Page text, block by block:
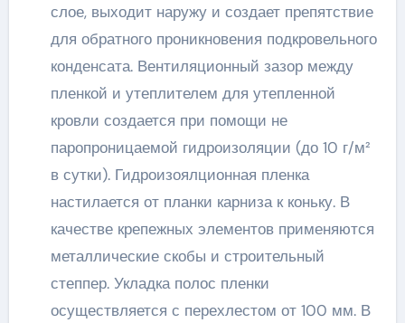
слое, выходит наружу и создает препятствие
для обратного проникновения подкровельного
конденсата. Вентиляционный зазор между
пленкой и утеплителем для утепленной
кровли создается при помощи не
паропроницаемой гидроизоляции (до 10 г/м²
в сутки). Гидроизоялционная пленка
настилается от планки карниза к коньку. В
качестве крепежных элементов применяются
металлические скобы и строительный
степпер. Укладка полос пленки
осуществляется с перехлестом от 100 мм. В